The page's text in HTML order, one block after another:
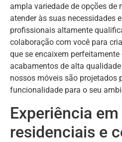
ampla variedade de opções de
atender às suas necessidades
profissionais altamente
colaboração com você para
que se encaixem perfeitamente
acabamentos de alta
nossos móveis são projetados
funcionalidade para o seu
Experiência
residenciais e